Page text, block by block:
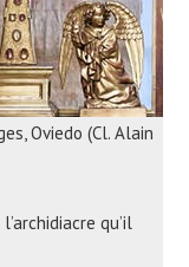
Oviedo (Cl. Alain
qu’il